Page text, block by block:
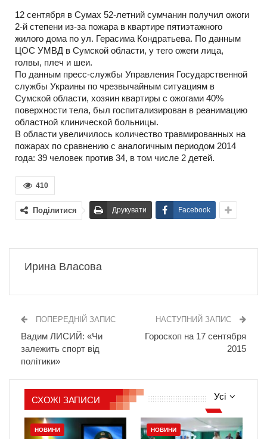
12 сентября в Сумах 52-летний сумчанин получил ожоги
2-й степени из-за пожара в квартире пятиэтажного
жилого дома по ул. Герасима Кондратьева. По данным
ЦОС УМВД в Сумской области, у тего ожеги лица,
голвы, плеч и шеи.
По данным пресс-службы Управления Государственной
службы Украины по чрезвычайным ситуациям в
Сумской области, хозяин квартиры с ожогами 40%
поверхности тела, был госпитализирован в реанимацию
областной клинической больницы.
В области увеличилось количество травмированных на
пожарах по сравнению с аналогичным периодом 2014
года: 39 человек против 34, в том числе 2 детей.
410
Поділитися Друкувати Facebook
Ирина Власова
ПОПЕРЕДНІЙ ЗАПИС
Вадим ЛИСИЙ: «Чи
залежить спорт від
політики»
НАСТУПНИЙ ЗАПИС
Гороскоп на 17 сентября
2015
Усі
СХОЖІ ЗАПИСИ
НОВИНИ НОВИНИ